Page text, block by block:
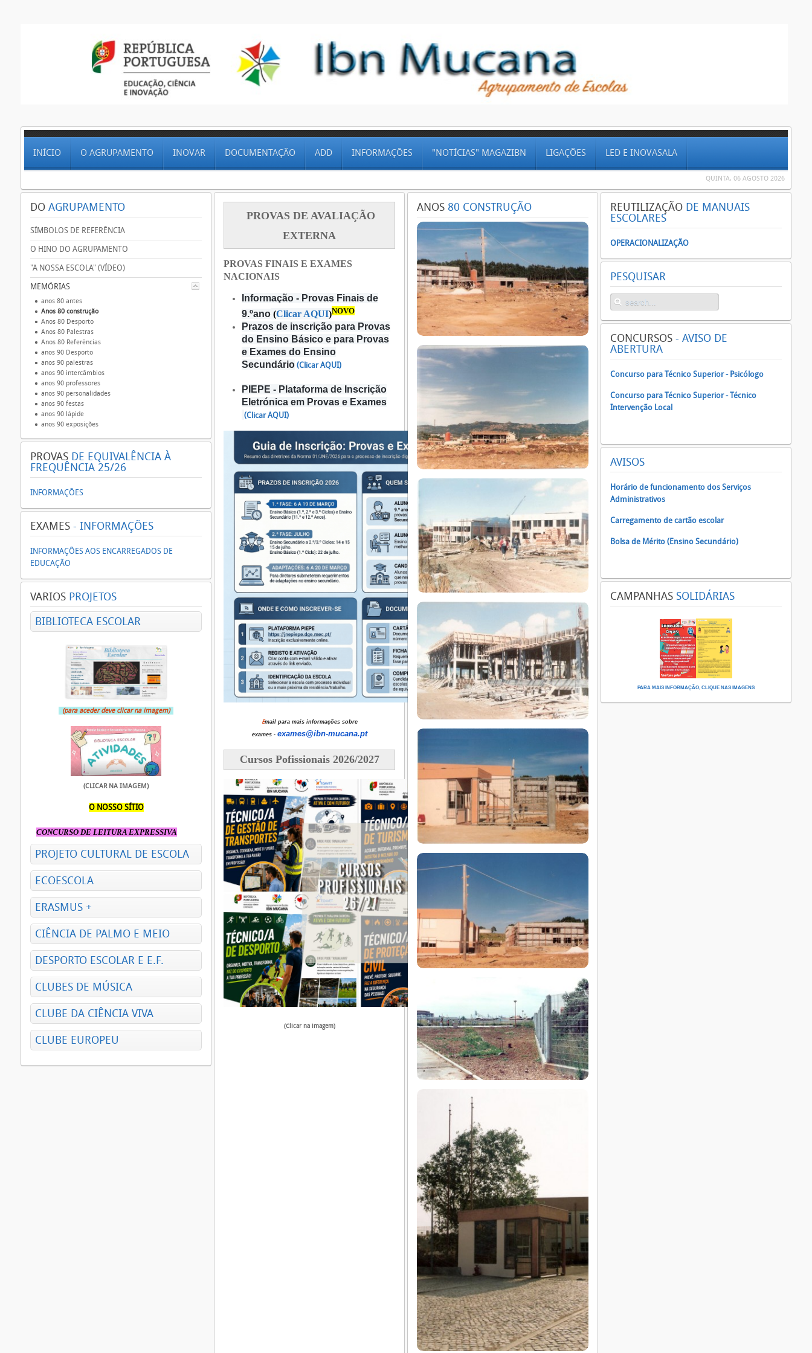
INÍCIO O AGRUPAMENTO INOVAR DOCUMENTAÇÃO ADD INFORMAÇÕES "NOTÍCIAS" MAGAZIBN LIGAÇÕES LED E INOVASALA
QUINTA, 06 AGOSTO 2026
PROVAS DE AVALIAÇÃO
EXTERNA
PROVAS FINAIS E EXAMES
NACIONAIS
Informação - Provas Finais de
9.ºano (Clicar AQUI)NOVO
Prazos de inscrição para Provas
do Ensino Básico e para Provas
e Exames do Ensino
Secundário (Clicar AQUI)
PIEPE - Plataforma de Inscrição
Eletrónica em Provas e Exames
(Clicar AQUI)
Email para mais informações sobre
exames - exames@ibn-mucana.pt
Cursos Pofissionais 2026/2027
(Clicar na imagem)
ANOS 80 CONSTRUÇÃO
DO AGRUPAMENTO
SÍMBOLOS DE REFERÊNCIA
O HINO DO AGRUPAMENTO
"A NOSSA ESCOLA" (VÍDEO)
MEMÓRIAS
anos 80 antes
Anos 80 construção
Anos 80 Desporto
Anos 80 Palestras
Anos 80 Referências
anos 90 Desporto
anos 90 palestras
anos 90 intercâmbios
anos 90 professores
anos 90 personalidades
anos 90 festas
anos 90 lápide
anos 90 exposições
PROVAS DE EQUIVALÊNCIA À
FREQUÊNCIA 25/26
INFORMAÇÕES
EXAMES - INFORMAÇÕES
INFORMAÇÕES AOS ENCARREGADOS DE
EDUCAÇÃO
VARIOS PROJETOS
BIBLIOTECA ESCOLAR
(para aceder deve clicar na imagem)
(CLICAR NA IMAGEM)
O NOSSO SÍTIO
CONCURSO DE LEITURA EXPRESSIVA
PROJETO CULTURAL DE ESCOLA
ECOESCOLA
ERASMUS +
CIÊNCIA DE PALMO E MEIO
DESPORTO ESCOLAR E E.F.
CLUBES DE MÚSICA
CLUBE DA CIÊNCIA VIVA
CLUBE EUROPEU
REUTILIZAÇÃO DE MANUAIS
ESCOLARES
OPERACIONALIZAÇÃO
PESQUISAR
CONCURSOS - AVISO DE
ABERTURA
Concurso para Técnico Superior - Psicólogo
Concurso para Técnico Superior - Técnico
Intervenção Local
AVISOS
Horário de funcionamento dos Serviços
Administrativos
Carregamento de cartão escolar
Bolsa de Mérito (Ensino Secundário)
CAMPANHAS SOLIDÁRIAS
PARA MAIS INFORMAÇÃO, CLIQUE NAS IMAGENS